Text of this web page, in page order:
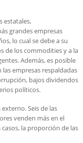
estatales,
grandes empresas
lo cual se debe a su
de los commodities y a la
Además, es posible
empresas respaldadas
bajos dividendos
políticos.
Seis de las
venden más en el
la proporción de las